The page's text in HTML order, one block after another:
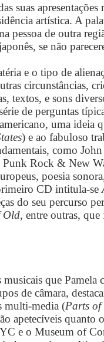
suas
artística. A
pessoa de outra
se não
e o tipo de
circunstâncias,
textos, e sons
de perguntas
uma ideia
) e ao fabuloso
como
Punk Rock & New
poesia
CD intitula-se
do seu percurso
Old, entre outras, que
que Pamela
de câmara,
multi-media (Parts of
apetecíveis quanto
e o Museum of